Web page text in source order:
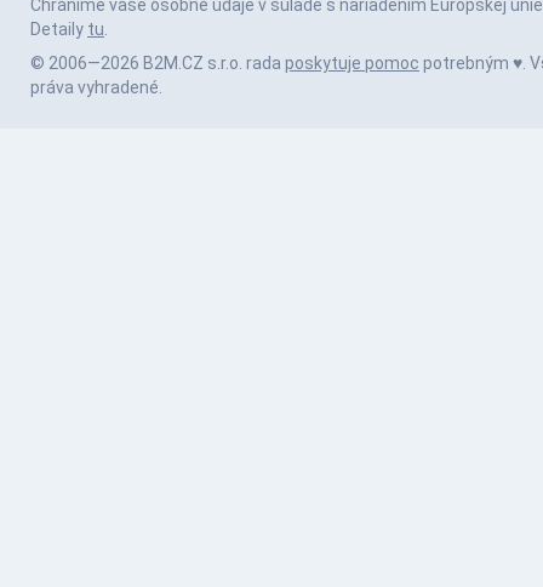
Chránime vaše osobné údaje v súlade s nariadením Európskej únie
Detaily tu.
© 2006—2026 B2M.CZ s.r.o. rada poskytuje pomoc potrebným ♥️.
práva vyhradené.